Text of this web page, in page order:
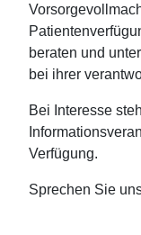
beraten und
bei ihrer
Bei Interesse
Verfügung.
Sprechen Sie